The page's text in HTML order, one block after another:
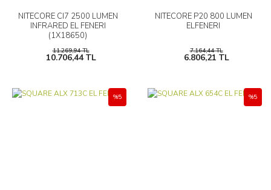
NITECORE CI7 2500 LUMEN
INFRARED EL FENERI
(1X18650)
11.269,94 TL
10.706,44 TL
NITECORE P20 800 LUMEN
ELFENERI
7.164,44 TL
6.806,21 TL
%5 %5